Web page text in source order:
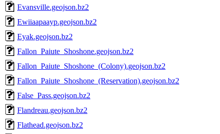
Evansville.geojson.bz2
Ewiiaapaayp.geojson.bz2
Eyak.geojson.bz2
Fallon_Paiute_Shoshone.geojson.bz2
Fallon_Paiute_Shoshone_(Colony).geojson.bz2
Fallon_Paiute_Shoshone_(Reservation).geojson.bz2
False_Pass.geojson.bz2
Flandreau.geojson.bz2
Flathead.geojson.bz2